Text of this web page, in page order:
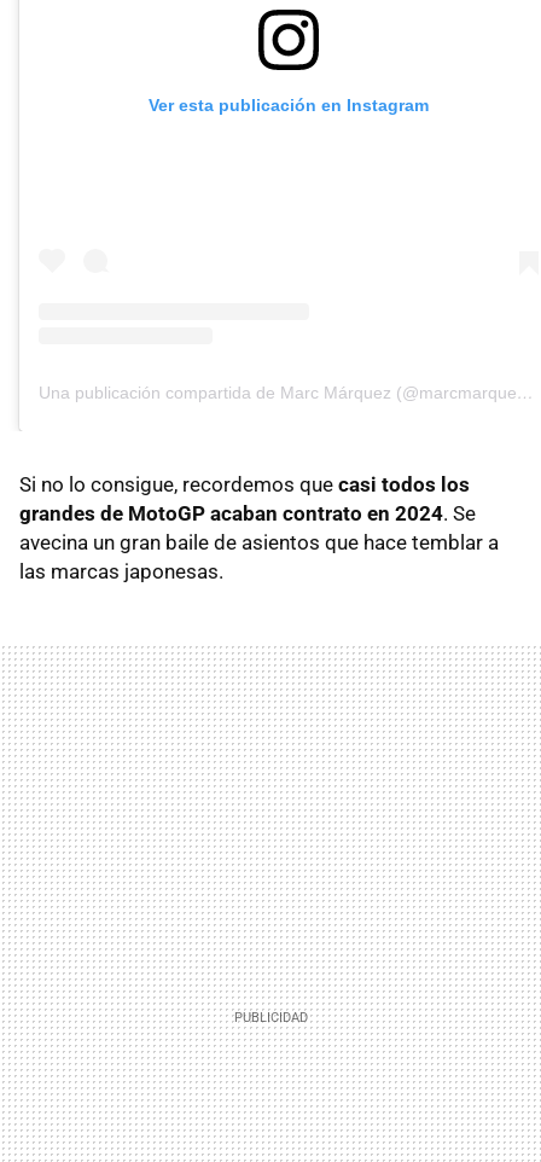
Ver esta publicación en Instagram
Una publicación compartida de Marc Márquez (@marcmarquez93)
Si no lo consigue, recordemos que casi todos los
grandes de MotoGP acaban contrato en 2024. Se
avecina un gran baile de asientos que hace temblar a
las marcas japonesas.